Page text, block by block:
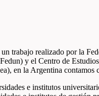
un trabajo realizado por la
y el Centro de
en la Argentina contamos
e institutos